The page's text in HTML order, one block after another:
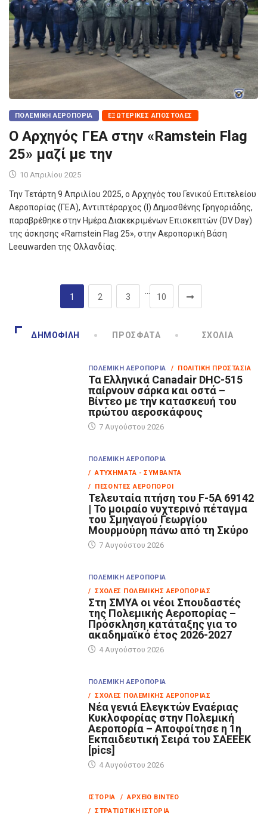
ΠΟΛΕΜΙΚΉ ΑΕΡΟΠΟΡΊΑ ΕΞΩΤΕΡΙΚΈΣ ΑΠΟΣΤΟΛΈΣ
Ο Αρχηγός ΓΕΑ στην «Ramstein Flag
25» μαζί με την
10 Απριλίου 2025
Την Τετάρτη 9 Απριλίου 2025, ο Αρχηγός του Γενικού Επιτελείου
Αεροπορίας (ΓΕΑ), Αντιπτέραρχος (Ι) Δημοσθένης Γρηγοριάδης,
παραβρέθηκε στην Ημέρα Διακεκριμένων Επισκεπτών (DV Day)
της άσκησης «Ramstein Flag 25», στην Αεροπορική Βάση
Leeuwarden της Ολλανδίας.
1 2 3
…
10
ΔΗΜΟΦΙΛΉ ΠΡΌΣΦΑΤΑ ΣΧΌΛΙΑ
ΠΟΛΕΜΙΚΉ ΑΕΡΟΠΟΡΊΑ / ΠΟΛΙΤΙΚΉ ΠΡΟΣΤΑΣΊΑ
Τα Eλληνικά Canadair DHC-515
παίρνουν σάρκα και οστά –
Βίντεο με την κατασκευή του
πρώτου αεροσκάφους
7 Αυγούστου 2026
ΠΟΛΕΜΙΚΉ ΑΕΡΟΠΟΡΊΑ
/ ΑΤΥΧΉΜΑΤΑ - ΣΥΜΒΆΝΤΑ
/ ΠΕΣΌΝΤΕΣ ΑΕΡΟΠΌΡΟΙ
Τελευταία πτήση του F-5A 69142
| Το μοιραίο νυχτερινό πέταγμα
του Σμηναγού Γεωργίου
Μουρμούρη πάνω από τη Σκύρο
7 Αυγούστου 2026
ΠΟΛΕΜΙΚΉ ΑΕΡΟΠΟΡΊΑ
/ ΣΧΟΛΈΣ ΠΟΛΕΜΙΚΉΣ ΑΕΡΟΠΟΡΊΑΣ
Στη ΣΜΥΑ οι νέοι Σπουδαστές
της Πολεμικής Αεροπορίας –
Πρόσκληση κατάταξης για το
ακαδημαϊκό έτος 2026-2027
4 Αυγούστου 2026
ΠΟΛΕΜΙΚΉ ΑΕΡΟΠΟΡΊΑ
/ ΣΧΟΛΈΣ ΠΟΛΕΜΙΚΉΣ ΑΕΡΟΠΟΡΊΑΣ
Νέα γενιά Ελεγκτών Εναέριας
Κυκλοφορίας στην Πολεμική
Αεροπορία – Αποφοίτησε η 1η
Εκπαιδευτική Σειρά του ΣΑΕΕΕΚ
[pics]
4 Αυγούστου 2026
ΙΣΤΟΡΊΑ
/ ΑΡΧΕΊΟ ΒΊΝΤΕΟ
/ ΣΤΡΑΤΙΩΤΙΚΉ ΙΣΤΟΡΊΑ